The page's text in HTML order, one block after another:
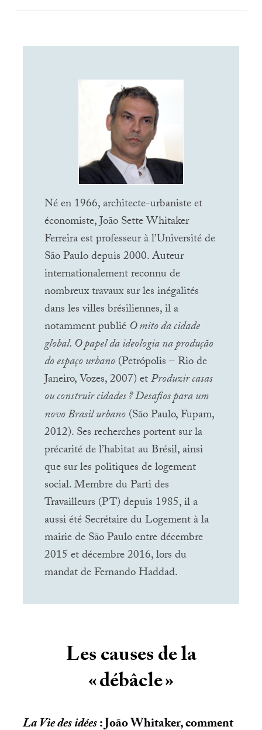
Né en 1966, architecte-urbaniste et
économiste, João Sette Whitaker
Ferreira est professeur à l’Université de
São Paulo depuis 2000. Auteur
internationalement reconnu de
nombreux travaux sur les inégalités
dans les villes brésiliennes, il a
notamment publié O mito da cidade
global. O papel da ideologia na produção
do espaço urbano(Petrópolis – Rio de
Janeiro, Vozes, 2007) etProduzir casas
ou construir cidades? Desafios para um
novo Brasil urbano(São Paulo, Fupam,
2012). Ses recherches portent sur la
précarité de l’habitat au Brésil, ainsi
que sur les politiques de logement
social. Membre du Parti des
Travailleurs (PT) depuis 1985, il a
aussi été Secrétaire du Logement à la
mairie de São Paulo entre décembre
2015 et décembre 2016, lors du
mandat de Fernando Haddad.
Les causes de la
«débâcle»
La Vie des idées: João Whitaker, comment